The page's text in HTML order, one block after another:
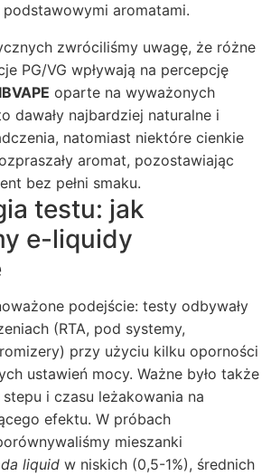
aromatami.
zwróciliśmy uwagę, że różne
PG/VG wpływają na percepcję
IBVAPE oparte na wyważonych
dawały najbardziej naturalne i
natomiast niektóre cienkie
aromat, pozostawiając
bez pełni smaku.
testu: jak
e-liquidy
podejście: testy odbywały
(RTA, pod systemy,
przy użyciu kilku oporności
ustawień mocy. Ważne było także
i czasu leżakowania na
efektu. W próbach
mieszanki
liquid w niskich (0,5-1%), średnich